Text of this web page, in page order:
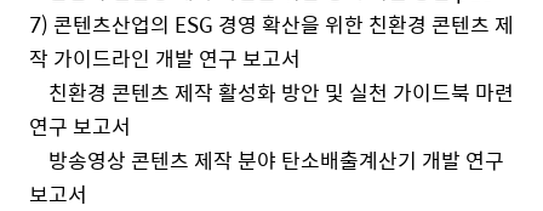
7) 콘텐츠산업의 ESG 경영 확산을 위한 친환경 콘텐츠 제
작 가이드라인 개발 연구 보고서
친환경 콘텐츠 제작 활성화 방안 및 실천 가이드북 마련
연구 보고서
방송영상 콘텐츠 제작 분야 탄소배출계산기 개발 연구
보고서